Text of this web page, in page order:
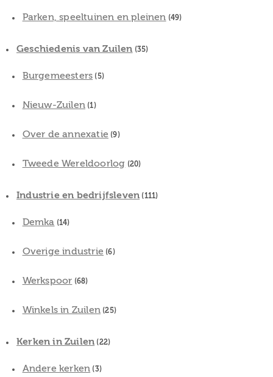
Parken, speeltuinen en pleinen (49)
Geschiedenis van Zuilen (35)
Burgemeesters (5)
Nieuw-Zuilen (1)
Over de annexatie (9)
Tweede Wereldoorlog (20)
Industrie en bedrijfsleven (111)
Demka (14)
Overige industrie (6)
Werkspoor (68)
Winkels in Zuilen (25)
Kerken in Zuilen (22)
Andere kerken (3)